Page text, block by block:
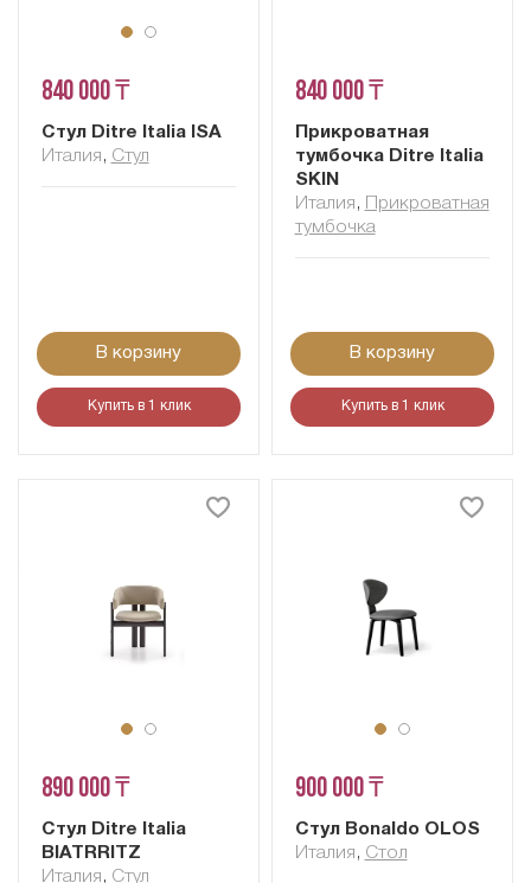
840 000 ₸
Стул Ditre Italia ISA
Италия , Стул
В корзину
Купить в 1 клик
840 000 ₸
Прикроватная
тумбочка Ditre Italia
SKIN
Италия ,
Прикроватная
тумбочка
В корзину
Купить в 1 клик
890 000 ₸
Стул Ditre Italia
BIATRRITZ
Италия , Стул
900 000 ₸
Стул Bonaldo OLOS
Италия , Стол